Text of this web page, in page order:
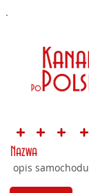
Nazwa
opis samochodu